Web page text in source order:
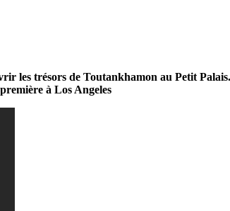
les trésors de Toutankhamon au Petit
à Los Angeles